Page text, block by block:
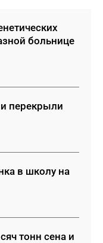
больнице
перекрыли
в школу на
тонн сена и